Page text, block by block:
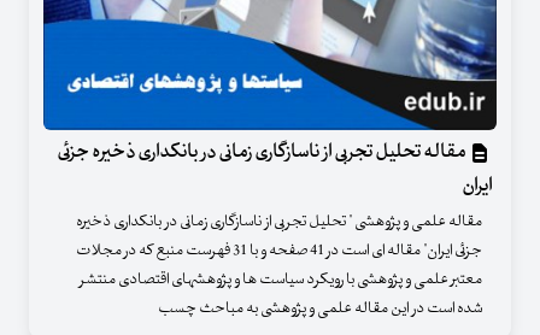
مقاله تحلیل تجربی از ناسازگاری زمانی در بانکداری ذخیره جزئی
ایران
مقاله علمی و پژوهشی " تحلیل تجربی از ناسازگاری زمانی در بانکداری ذخیره
جزئی ایران" مقاله ای است در 41 صفحه و با 31 فهرست منبع که در مجلات
معتبر علمی و پژوهشی با رویکرد سیاست ها و پژوهشهای اقتصادی منتشر
شده است در این مقاله علمی و پژوهشی به مباحث چسب